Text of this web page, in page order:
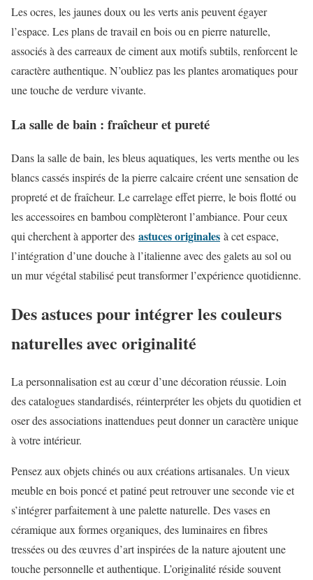
Les ocres, les jaunes doux ou les verts anis peuvent égayer
l’espace. Les plans de travail en bois ou en pierre naturelle,
associés à des carreaux de ciment aux motifs subtils, renforcent le
caractère authentique. N’oubliez pas les plantes aromatiques pour
une touche de verdure vivante.
La salle de bain : fraîcheur et pureté
Dans la salle de bain, les bleus aquatiques, les verts menthe ou les
blancs cassés inspirés de la pierre calcaire créent une sensation de
propreté et de fraîcheur. Le carrelage effet pierre, le bois flotté ou
les accessoires en bambou complèteront l’ambiance. Pour ceux
qui cherchent à apporter des astuces originales à cet espace,
l’intégration d’une douche à l’italienne avec des galets au sol ou
un mur végétal stabilisé peut transformer l’expérience quotidienne.
Des astuces pour intégrer les couleurs
naturelles avec originalité
La personnalisation est au cœur d’une décoration réussie. Loin
des catalogues standardisés, réinterpréter les objets du quotidien et
oser des associations inattendues peut donner un caractère unique
à votre intérieur.
Pensez aux objets chinés ou aux créations artisanales. Un vieux
meuble en bois poncé et patiné peut retrouver une seconde vie et
s’intégrer parfaitement à une palette naturelle. Des vases en
céramique aux formes organiques, des luminaires en fibres
tressées ou des œuvres d’art inspirées de la nature ajoutent une
touche personnelle et authentique. L’originalité réside souvent